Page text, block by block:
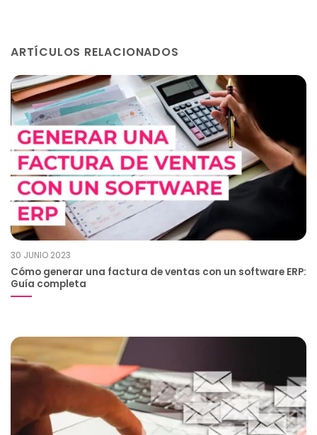
ARTÍCULOS RELACIONADOS
30 JUNIO 2023
Cómo generar una factura de ventas con un software ERP:
Guía completa